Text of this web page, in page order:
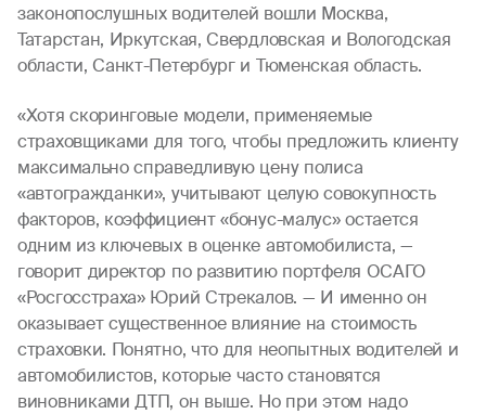
законопослушных водителей вошли Москва,
Татарстан, Иркутская, Свердловская и Вологодская
области, Санкт-Петербург и Тюменская область.
«Хотя скоринговые модели, применяемые
страховщиками для того, чтобы предложить клиенту
максимально справедливую цену полиса
«автогражданки», учитывают целую совокупность
факторов, коэффициент «бонус-малус» остается
одним из ключевых в оценке автомобилиста, —
говорит директор по развитию портфеля ОСАГО
«Росгосстраха» Юрий Стрекалов. — И именно он
оказывает существенное влияние на стоимость
страховки. Понятно, что для неопытных водителей и
автомобилистов, которые часто становятся
виновниками ДТП, он выше. Но при этом надо